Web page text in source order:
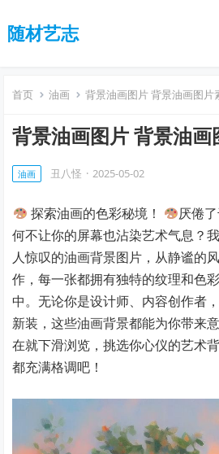
随材艺志
首页 油画 背景油画图片 背景油画图片
背景油画图片 背景油画
油画 丑八怪 · 2025-05-02
探索油画的色彩秘境！
厌倦
何不让你的屏幕也沾染艺术气息？
人惊叹的油画背景图片，从静谧的
作，每一张都拥有独特的纹理和色
中。无论你是设计师、内容创作者
新装，这些油画背景都能为你带来
在就下滑浏览，挑选你心仪的艺术
都充满格调吧！